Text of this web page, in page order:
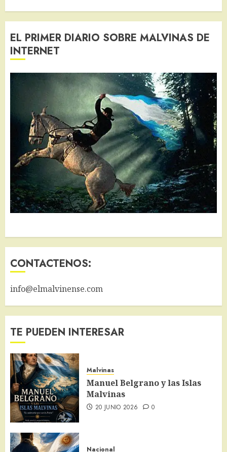
EL PRIMER DIARIO SOBRE MALVINAS DE
INTERNET
CONTACTENOS:
info@elmalvinense.com
TE PUEDEN INTERESAR
Malvinas
Manuel Belgrano y las Islas
Malvinas
20 JUNIO 2026 0
Nacional